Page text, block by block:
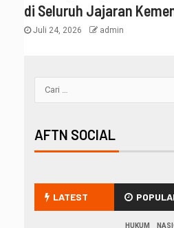
di Seluruh Jajaran
Juli 24, 2026 admin
AFTN SOCIAL
LATEST
HUKUM